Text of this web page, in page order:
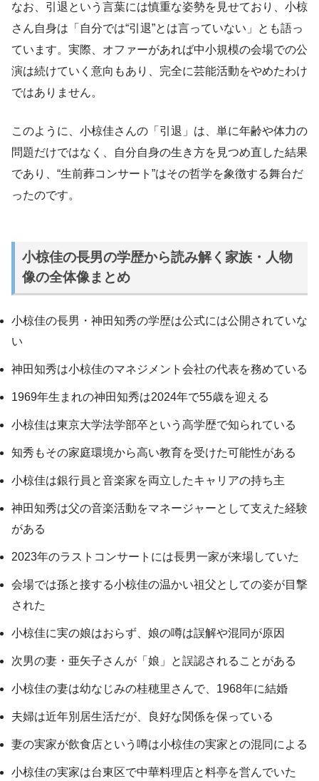
なお、引退という言葉には慎重な姿勢を見せており、小椋
さん自身は「自分では“引退”とは言っていない」とも語っ
ています。実際、オファーがあれば中小規模の会場での公
演は続けていく意向もあり、完全に芸能活動をやめたわけ
ではありません。
このように、小椋佳さんの「引退」は、単に年齢や体力の
問題だけではなく、自分自身の生き方を見つめ直した結果
であり、“生前葬コンサート”はその哲学を象徴する舞台だ
ったのです。
小椋佳の長男の学歴から読み解く家族・人物
像の全体像まとめ
小椋佳の長男・神田知秀の学歴は公式には公開されていな
い
神田知秀は小椋佳のマネジメント会社の代表を務めている
1969年生まれの神田知秀は2024年で55歳を迎える
小椋佳は東京大学法学部卒という高学歴で知られている
知秀もその家庭環境から高い教育を受けた可能性がある
小椋佳は銀行員と音楽家を両立したキャリアの持ち主
神田知秀は父の音楽活動をマネージャーとして支えた経験
がある
2023年のラストコンサートには長男一家が来場していた
会場では孫と接する小椋佳の温かい祖父としての姿が目撃
された
小椋佳に実の娘はおらず、娘の噂は誤解や混同が原因
次男の妻・亜矢子さんが「娘」と誤認されることがある
小椋佳の妻は幼なじみの桂穂里さんで、1968年に結婚
夫婦は近年別居生活だが、良好な関係を保っている
妻の実家が飲食店という噂は小椋佳の実家との混同による
小椋佳の実家は台東区で中華料理店と料亭を営んでいた